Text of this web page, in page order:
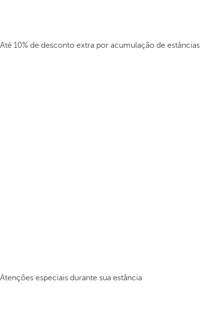
Até 10% de desconto extra por acumulação de estâncias
Atenções especiais durante sua estância